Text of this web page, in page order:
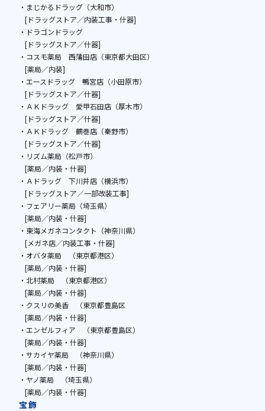
・まじかるドラッグ（大和市）
[ドラッグストア／内装工事・什器]
・ドラゴンドラッグ
[ドラッグストア／什器]
・コスモ薬局 西蒲田店（東京都大田区）
[薬局／内装]
・エースドラッグ 鴨宮店（小田原市）
[ドラッグストア／什器]
・ＡＫドラッグ 愛甲石田店（厚木市）
[ドラッグストア／什器]
・ＡＫドラッグ 鶴巻店（秦野市）
[ドラッグストア／什器]
・リズム薬局（松戸市）
[薬局／内装・什器]
・Ａドラッグ 下川井店（横浜市）
[ドラッグストア／一部改装工事]
・フェアリー薬局（埼玉県）
[薬局／内装・什器]
・東海メガネコンタクト（神奈川県）
[メガネ店／内装工事・什器]
・オバタ薬局 （東京都港区）
[薬局／内装・什器]
・北村薬局 （東京都港区）
[薬局／内装・什器]
・クスリの美香 （東京都豊島区
[薬局／内装・什器]
・エンゼルフィア （東京都豊島区）
[薬局／内装・什器]
・サカイヤ薬局 （神奈川県）
[薬局／内装・什器]
・ヤノ薬局 （埼玉県）
[薬局／内装・什器]
宝飾